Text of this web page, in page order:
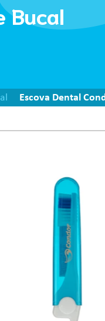
Bucal
Escova Dental